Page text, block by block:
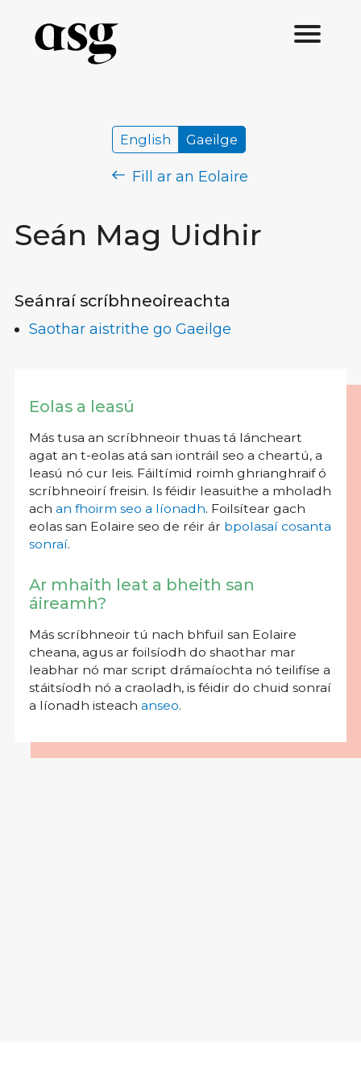
Seán Mag Uidhir
English Gaeilge
Fill ar an Eolaire
Seánraí scríbhneoireachta
Saothar aistrithe go Gaeilge
Eolas a leasú
Más tusa an scríbhneoir thuas tá láncheart
agat an t-eolas atá san iontráil seo a cheartú, a
leasú nó cur leis. Fáiltímid roimh ghrianghraif ó
scríbhneoirí freisin. Is féidir leasuithe a mholadh
ach an fhoirm seo a líonadh. Foilsítear gach
eolas san Eolaire seo de réir ár bpolasaí cosanta
sonraí.
Ar mhaith leat a bheith san
áireamh?
Más scríbhneoir tú nach bhfuil san Eolaire
cheana, agus ar foilsíodh do shaothar mar
leabhar nó mar script drámaíochta nó teilifíse a
stáitsíodh nó a craoladh, is féidir do chuid sonraí
a líonadh isteach anseo.